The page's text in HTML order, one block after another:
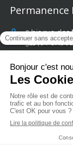
2 bis rue des
31140